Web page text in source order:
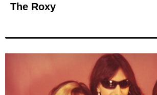
The Roxy